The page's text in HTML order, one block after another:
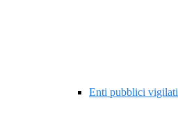
Enti pubblici vigilati